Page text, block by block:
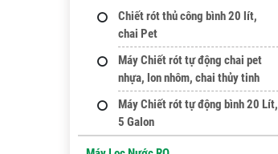
Chiết rót thủ công bình 20 lít,
chai Pet
Máy Chiết rót tự động chai pet
nhựa, lon nhôm, chai thủy tinh
Máy Chiết rót tự động bình 20 Lít,
5 Galon